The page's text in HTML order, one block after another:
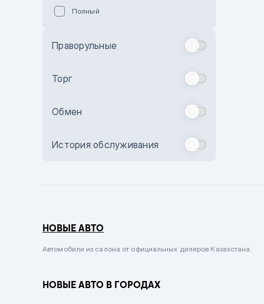
Бежевый
Комбинированный
Сиреневый металлик
Вишневый
Полный
Праворульные
Торг
Обмен
История обслуживания
НОВЫЕ АВТО
Автомобили из салона от официальных дилеров Казахстана.
НОВЫЕ АВТО В ГОРОДАХ